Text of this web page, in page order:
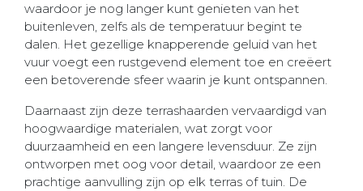
waardoor je nog langer kunt genieten van het
buitenleven, zelfs als de temperatuur begint te
dalen. Het gezellige knapperende geluid van het
vuur voegt een rustgevend element toe en creëert
een betoverende sfeer waarin je kunt ontspannen.
Daarnaast zijn deze terrashaarden vervaardigd van
hoogwaardige materialen, wat zorgt voor
duurzaamheid en een langere levensduur. Ze zijn
ontworpen met oog voor detail, waardoor ze een
prachtige aanvulling zijn op elk terras of tuin. De